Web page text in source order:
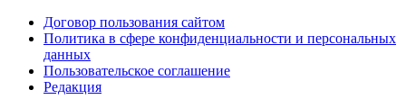
Договор пользования сайтом
Политика в сфере конфиденциальности и персональных
данных
Пользовательское соглашение
Редакция